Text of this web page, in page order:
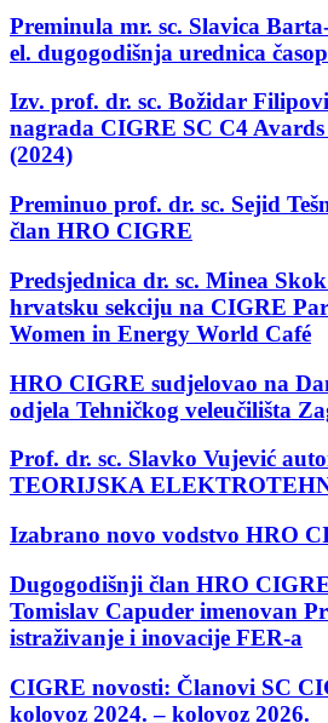
Preminula mr. sc. Slavica
el. dugogodišnja urednica
Izv. prof. dr. sc. Božidar
nagrada CIGRE SC C4
(2024)
Preminuo prof. dr. sc. Sejid
član HRO CIGRE
Predsjednica dr. sc. Minea
hrvatsku sekciju na CIGRE
Women in Energy World Café
HRO CIGRE sudjelovao na
odjela Tehničkog veleučilišta
Prof. dr. sc. Slavko Vujević
TEORIJSKA
Izabrano novo vodstvo HRO
Dugogodišnji član HRO
Tomislav Capuder imenovan
istraživanje i inovacije FER-a
CIGRE novosti: Članovi SC
kolovoz 2024. – kolovoz 2026.